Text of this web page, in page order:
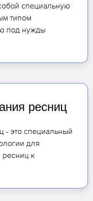
специальную
типом
под нужды
ресниц
- это специальный
для
ресниц к